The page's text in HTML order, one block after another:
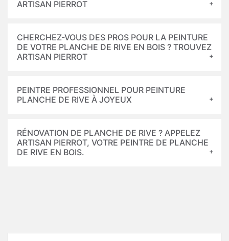
ARTISAN PIERROT
CHERCHEZ-VOUS DES PROS POUR LA PEINTURE
DE VOTRE PLANCHE DE RIVE EN BOIS ? TROUVEZ
ARTISAN PIERROT
PEINTRE PROFESSIONNEL POUR PEINTURE
PLANCHE DE RIVE À JOYEUX
RÉNOVATION DE PLANCHE DE RIVE ? APPELEZ
ARTISAN PIERROT, VOTRE PEINTRE DE PLANCHE
DE RIVE EN BOIS.